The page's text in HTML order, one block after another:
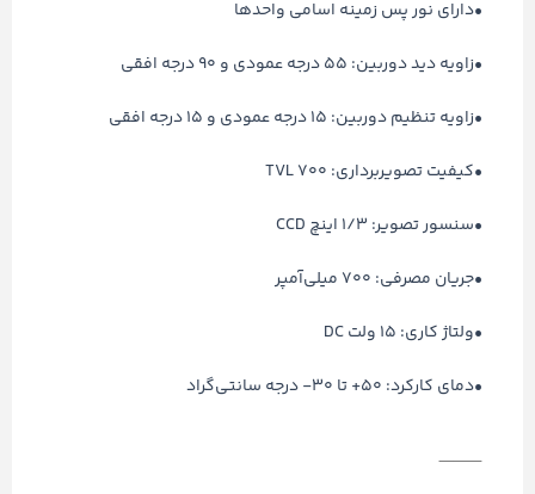
•دارای نور پس زمینه اسامی واحدها
•زاویه دید دوربین: 55 درجه عمودی و 90 درجه افقی
•زاویه تنظیم دوربین: 15 درجه عمودی و 15 درجه افقی
•کیفیت تصویربرداری: 700 TVL
•سنسور تصویر: 1/3 اینچ CCD
•جریان مصرفی: 700 میلی‌آمپر
•ولتاژ کاری: 15 ولت DC
•دمای کارکرد: 50+ تا 30- درجه سانتی‌گراد
⸻